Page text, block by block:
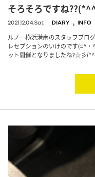
そろそろですね
2021.12.04.Sat DIARY , INFO
ルノー横浜港南のスタッフブロ
レセプションのいけのです(=^
ット開催となりましたね?☆彡